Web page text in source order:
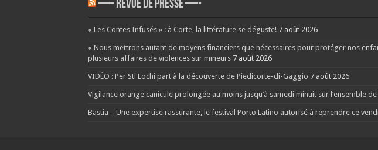
—- REVUE DE PRESSE —-
« Les Contes Infusés » : à Corte, la littérature se déguste! 7 août 2026
« Nous mettrons autant de moyens financiers que nécessaires pour protéger nos
plusieurs affaires de violences sur mineurs 7 août 2026
VIDÉO : Per Sti Lochi part à la découverte de Piedicorte-di-Gaggio 7 août 2026
Vigilance orange canicule prolongée au moins jusqu’à samedi minuit sur l’ensemble
Bastia – Une expertise rassurante, le festival Porto Latino autorisé à reprendre ce